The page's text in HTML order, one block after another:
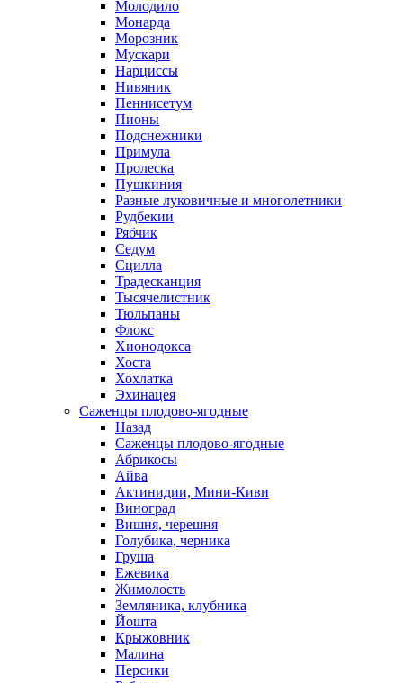
Молодило
Монарда
Морозник
Мускари
Нарциссы
Нивяник
Пеннисетум
Пионы
Подснежники
Примула
Пролеска
Пушкиния
Разные луковичные и многолетники
Рудбекии
Рябчик
Седум
Сцилла
Традесканция
Тысячелистник
Тюльпаны
Флокс
Хионодокса
Хоста
Хохлатка
Эхинацея
Саженцы плодово-ягодные
Назад
Саженцы плодово-ягодные
Абрикосы
Айва
Актинидии, Мини-Киви
Виноград
Вишня, черешня
Голубика, черника
Груша
Ежевика
Жимолость
Земляника, клубника
Йошта
Крыжовник
Малина
Персики